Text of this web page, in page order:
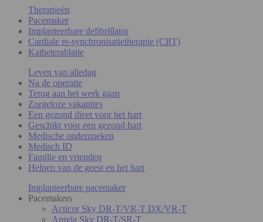
Therapieën
Pacemaker
Implanteerbare defibrillator
Cardiale re-synchronisatietherapie (CRT)
Katheterablatie
Leven van alledag
Na de operatie
Terug aan het werk gaan
Zorgeloze vakanties
Een gezond dieet voor het hart
Geschikt voor een gezond hart
Medische onderzoeken
Medisch ID
Familie en vrienden
Helpen van de geest en het hart
Implanteerbare pacemaker
Pacemakers
Acticor Sky DR-T/VR-T DX/VR-T
Amvia Sky DR-T/SR-T